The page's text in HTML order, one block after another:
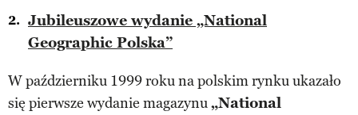
Jubileuszowe wydanie „National
Geographic Polska”
W październiku 1999 roku na polskim rynku ukazało
się pierwsze wydanie magazynu„National